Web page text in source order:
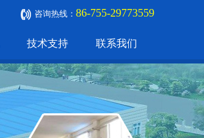
咨询热线： 86-755-29773559
技术支持 联系我们